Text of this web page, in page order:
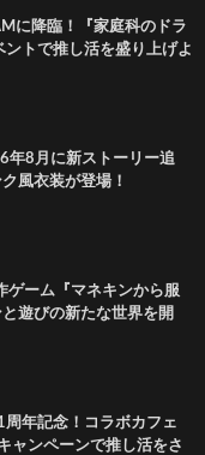
に降臨！『家庭科のドラ
トで推し活を盛り上げよ
年8月に新ストーリー追
風衣装が登場！
ゲーム『マネキンから服
遊びの新たな世界を開
周年記念！コラボカフェ
ャンペーンで推し活をさ